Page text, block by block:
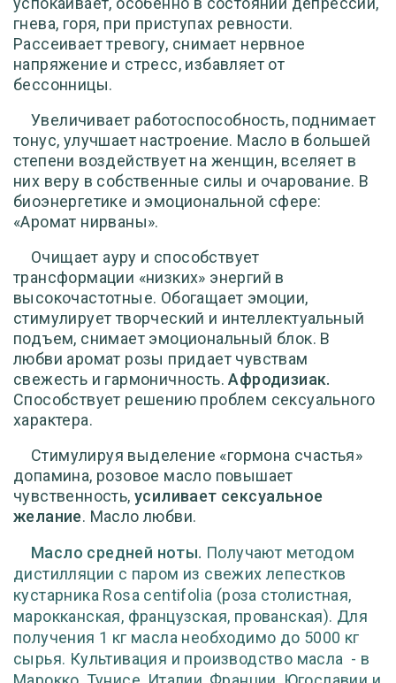
гнева, горя, при приступах ревности.
Рассеивает тревогу, снимает нервное
напряжение и стресс, избавляет от
бессонницы.
Увеличивает работоспособность, поднимает
тонус, улучшает настроение. Масло в большей
степени воздействует на женщин, вселяет в
них веру в собственные силы и очарование. В
биоэнергетике и эмоциональной сфере:
«Аромат нирваны».
Очищает ауру и способствует
трансформации «низких» энергий в
высокочастотные. Обогащает эмоции,
стимулирует творческий и интеллектуальный
подъем, снимает эмоциональный блок. В
любви аромат розы придает чувствам
свежесть и гармоничность.Афродизиак.
Способствует решению проблем сексуального
характера.
Стимулируя выделение «гормона счастья»
допамина, розовое масло повышает
чувственность, усиливает сексуальное
желание. Масло любви.
Масло средней ноты. Получают методом
дистилляции с паром из свежих лепестков
кустарника Rosa centifolia (роза столистная,
марокканская, французская, прованская). Для
получения 1 кг масла необходимо до 5000 кг
сырья. Культивация и производство масла - в